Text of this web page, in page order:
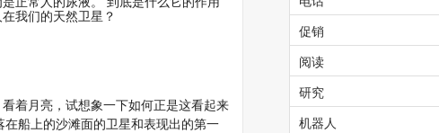
我们的天然卫星？
着月亮，试想象一下如何正是这看起来
船上的沙滩面的卫星和表现出的第一
促销
阅读
研究
机器人